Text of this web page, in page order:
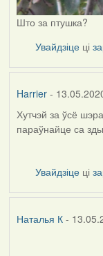
Што за птушка?
Увайдзіце ці
Harrier-
In
reply
Наталья
К
Хутчэй за ўсё
параўнайце са
Увайдзіце ці
Наталья К-